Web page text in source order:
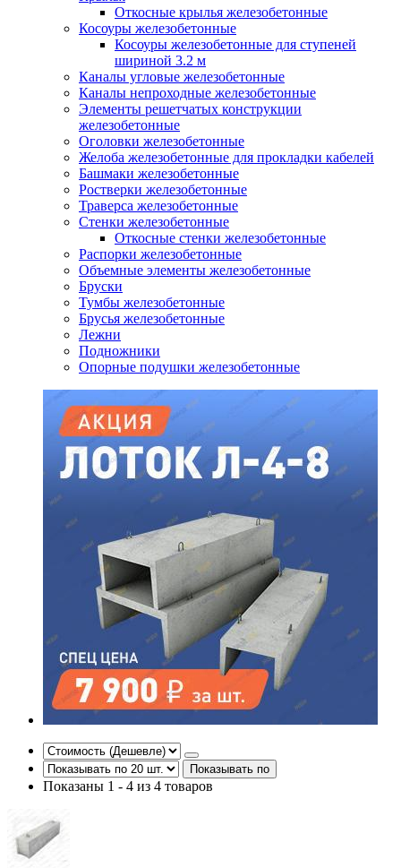
Откосные крылья железобетонные
Косоуры железобетонные
Косоуры железобетонные для ступеней
шириной 3.2 м
Каналы угловые железобетонные
Каналы непроходные железобетонные
Элементы решетчатых конструкции
железобетонные
Оголовки железобетонные
Желоба железобетонные для прокладки кабелей
Башмаки железобетонные
Ростверки железобетонные
Траверса железобетонные
Стенки железобетонные
Откосные стенки железобетонные
Распорки железобетонные
Объемные элементы железобетонные
Бруски
Тумбы железобетонные
Брусья железобетонные
Лежни
Подножники
Опорные подушки железобетонные
Показывать по
Показаны 1 - 4 из 4 товаров